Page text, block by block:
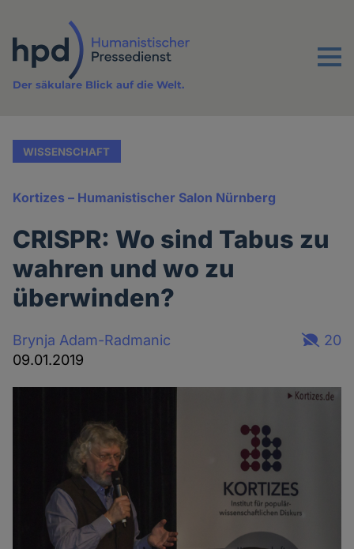
Inhalt
Menu
Der säkulare Blick auf die Welt.
WISSENSCHAFT
Kortizes – Humanistischer Salon Nürnberg
CRISPR: Wo sind Tabus zu
wahren und wo zu
überwinden?
Brynja Adam-Radmanic
09.01.2019
20